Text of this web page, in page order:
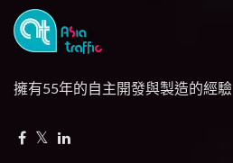
擁有55年的自主開發與製造的經驗